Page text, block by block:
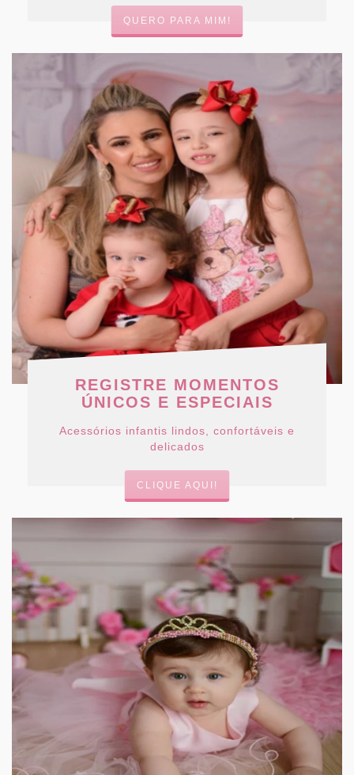
QUERO PARA MIM!
REGISTRE MOMENTOS
ÚNICOS E ESPECIAIS
Acessórios infantis lindos, confortáveis e
delicados
CLIQUE AQUI!